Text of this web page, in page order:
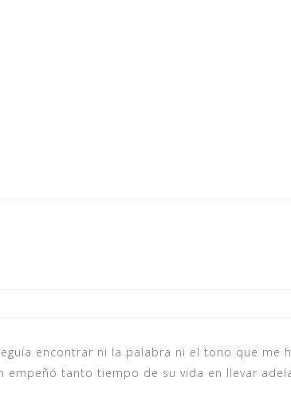
encontrar ni la palabra ni el tono que me
tanto tiempo de su vida en llevar